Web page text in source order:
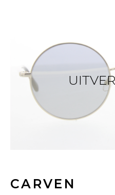
CARVEN